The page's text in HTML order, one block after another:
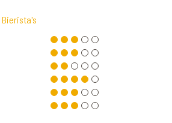
Bierista's